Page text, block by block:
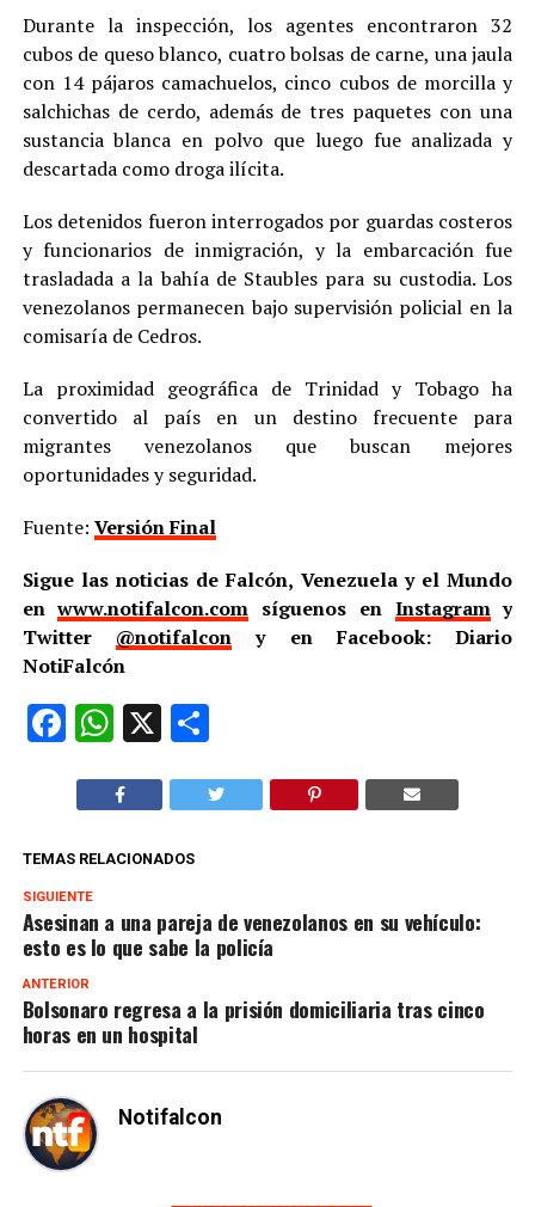
Durante la inspección, los agentes encontraron 32
cubos de queso blanco, cuatro bolsas de carne, una jaula
con 14 pájaros camachuelos, cinco cubos de morcilla y
salchichas de cerdo, además de tres paquetes con una
sustancia blanca en polvo que luego fue analizada y
descartada como droga ilícita.
Los detenidos fueron interrogados por guardas costeros
y funcionarios de inmigración, y la embarcación fue
trasladada a la bahía de Staubles para su custodia. Los
venezolanos permanecen bajo supervisión policial en la
comisaría de Cedros.
La proximidad geográfica de Trinidad y Tobago ha
convertido al país en un destino frecuente para
migrantes venezolanos que buscan mejores
oportunidades y seguridad.
Fuente: Versión Final
Sigue las noticias de Falcón, Venezuela y el Mundo
enwww.notifalcon.com síguenos en Instagramy
Twitter @notifalcon y en Facebook: Diario
NotiFalcón
Facebook
WhatsApp
X Compartir
TEMAS RELACIONADOS
SIGUIENTE
Asesinan a una pareja de venezolanos en su vehículo:
esto es lo que sabe la policía
ANTERIOR
Bolsonaro regresa a la prisión domiciliaria tras cinco
horas en un hospital
Notifalcon